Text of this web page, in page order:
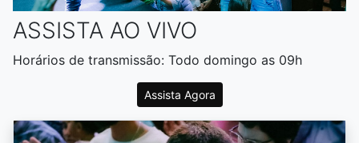
ASSISTA AO VIVO
Horários de transmissão: Todo domingo as 09h
Assista Agora